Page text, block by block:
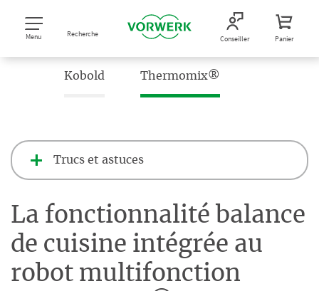
Menu Recherche Conseiller Panier
Kobold Thermomix®
Trucs et astuces
La fonctionnalité balance
de cuisine intégrée au
robot multifonction